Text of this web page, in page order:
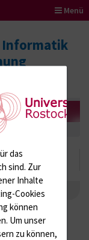
Menü
-
das
sind. Zur
Inhalte
Cookies
können
Um unser
zu können,